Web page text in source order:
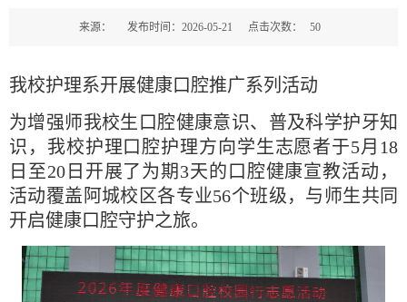
来源： 发布时间：2026-05-21 点击次数： 50
我校护理系开展健康口腔推广系列活动
为增强师我校生口腔健康意识、普及科学护牙知
识，我校护理口腔护理方向学生志愿者于5月18
日至20日开展了为期3天的口腔健康宣教活动，
活动覆盖阿城校区各专业56个班级，与师生共同
开启健康口腔守护之旅。